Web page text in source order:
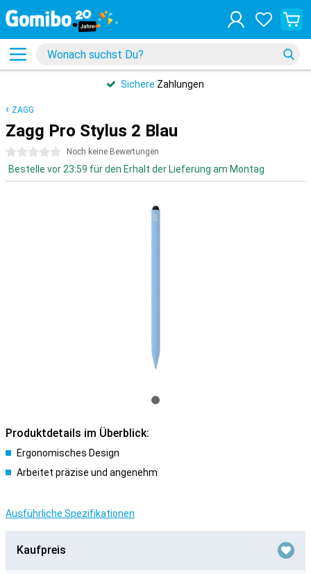
Sichere Zahlungen
ZAGG
Zagg Pro Stylus 2 Blau
0 Sterne Noch keine Bewertungen
Bestelle vor 23:59 für den Erhalt der Lieferung am Montag
Produktdetails im Überblick:
Ergonomisches Design
Arbeitet präzise und angenehm
Ausführliche Spezifikationen
Kaufpreis